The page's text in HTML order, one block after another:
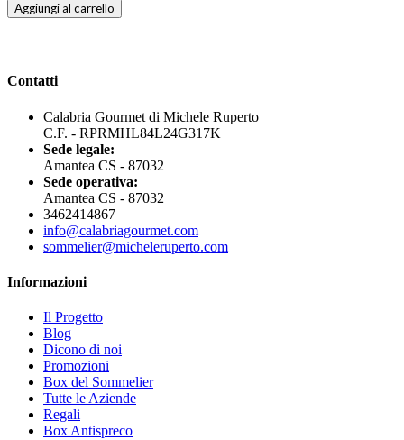
Aggiungi al carrello
Contatti
Calabria Gourmet di Michele Ruperto
C.F. - RPRMHL84L24G317K
Sede legale:
Amantea CS - 87032
Sede operativa:
Amantea CS - 87032
3462414867
info@calabriagourmet.com
sommelier@micheleruperto.com
Informazioni
Il Progetto
Blog
Dicono di noi
Promozioni
Box del Sommelier
Tutte le Aziende
Regali
Box Antispreco